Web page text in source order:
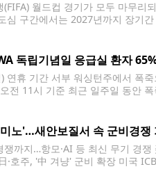
월드컵 경기가 모두 마무
심 구간에서는 2027년까지 장기
독립기념일 응급실 환자
연휴 기간 서부 워싱턴주에서 폭
전 11시 기준 최근 일주일 동안
노'…새안보질서 속 군비경쟁
쟁까지…항모·AI 등 최신 무기 경
호주, '中 겨냥' 군비 확장 미국